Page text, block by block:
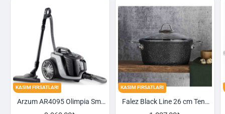
Arzum AR4095 Olimpia Smart Cyclone Filtreli Süpürge - Füme
KASIM FIRSATLARI
Falez Black Line 26 cm Tencere
KASIM